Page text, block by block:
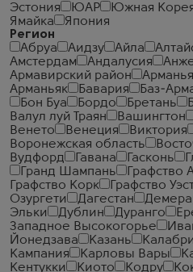
Эстония
ЮАР Южная
Ямайка
Япония
Регион
Абруа
Аидзу Айла
Амстердам
Андалусия
Армавирский район
Арманьяк
Бавария Баз-
Бон Буа
Бордо Бретань
Валул луй Траян
Вашингтон
Венето
Венеция Виктория
Воронежская область
Вудфорд
Гавана Гасконь
Гранд Шампань
Графство
Графство Корк
Графство
Озургети
Дагестан
Эльки
Дублин Дуранго
Западное Высокогорье
Йонедзава
Казань
Кампания
Карловы Вары
Кентукки
Киото Кодру